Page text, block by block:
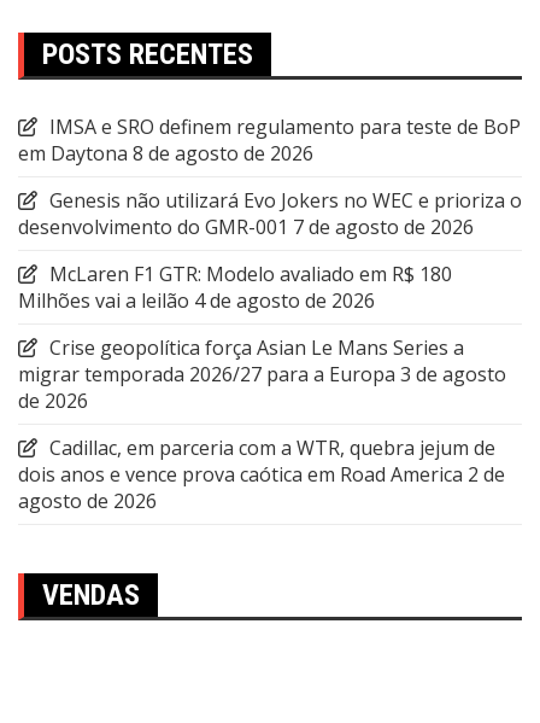
POSTS RECENTES
IMSA e SRO definem regulamento para teste de BoP
em Daytona 8 de agosto de 2026
Genesis não utilizará Evo Jokers no WEC e prioriza o
desenvolvimento do GMR-001 7 de agosto de 2026
McLaren F1 GTR: Modelo avaliado em R$ 180
Milhões vai a leilão 4 de agosto de 2026
Crise geopolítica força Asian Le Mans Series a
migrar temporada 2026/27 para a Europa 3 de agosto
de 2026
Cadillac, em parceria com a WTR, quebra jejum de
dois anos e vence prova caótica em Road America 2 de
agosto de 2026
VENDAS